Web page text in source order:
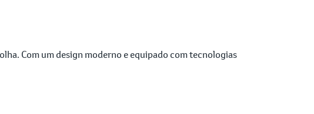
Com um design moderno e equipado com tecnologias